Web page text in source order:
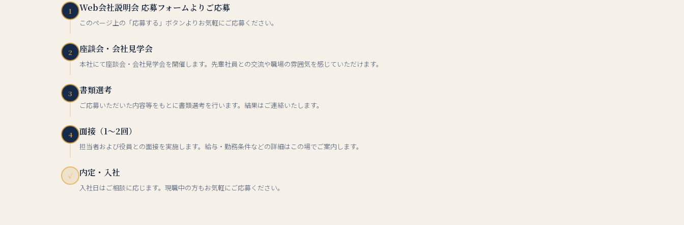
1 Web会社説明会 応募フォームよりご応募
このページ上の「応募する」ボタンよりお気軽にご応募ください。
2 座談会・会社見学会
本社にて座談会・会社見学会を開催します。先輩社員との交流や職場の雰囲気を感じていただけます。
3 書類選考
ご応募いただいた内容等をもとに書類選考を行います。結果はご連絡いたします。
4 面接（1〜2回）
担当者および役員との面接を実施します。給与・勤務条件などの詳細はこの場でご案内します。
✓ 内定・入社
入社日はご相談に応じます。現職中の方もお気軽にご応募ください。